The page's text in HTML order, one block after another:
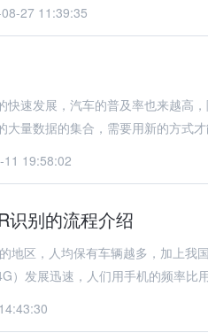
27 11:39:35
快速发展，汽车的普及率也来越高
大量数据的集合，需要用新的方式
19:58:02
识别的流程介绍
地区，人均保有车辆越多，加上我
）发展迅速，人们用手机的频率比